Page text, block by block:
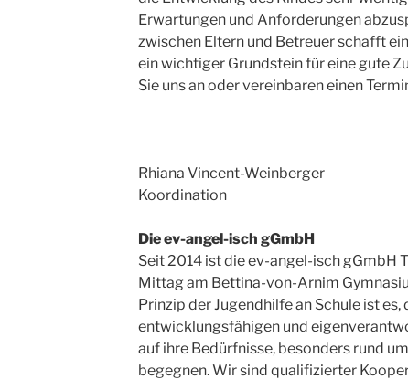
Erwartungen und Anforderungen
zwischen Eltern und Betreuer schafft
ein wichtiger Grundstein für eine gute
Sie uns an oder vereinbaren einen
Rhiana Vincent-Weinberger
Koordination
Die ev-angel-isch gGmbH
Seit 2014 ist die ev-angel-isch gGmbH
Mittag am Bettina-von-Arnim
Prinzip der Jugendhilfe an Schule ist es,
entwicklungsfähigen und
auf ihre Bedürfnisse, besonders rund
begegnen. Wir sind qualifizierter